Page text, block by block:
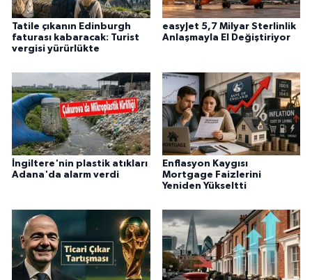
Tatile çıkanın Edinburgh
faturası kabaracak: Turist
vergisi yürürlükte
easyJet 5,7 Milyar Sterlinlik
Anlaşmayla El Değiştiriyor
İngiltere'nin plastik atıkları
Adana'da alarm verdi
Enflasyon Kaygısı
Mortgage Faizlerini
Yeniden Yükseltti